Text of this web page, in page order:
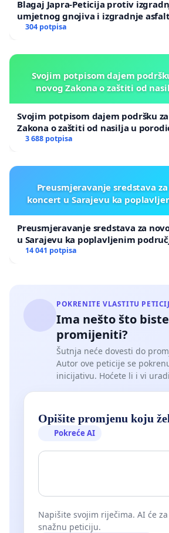
Blagaj Japra-Peticija protiv
umjetnog gnojiva i izgradnje
304 potpisa
Svojim potpisom dajem
novog Zakona o zaštiti od
Svojim potpisom dajem podršku
Zakona o zaštiti od nasilja u
3 688 potpisa
Preusmjeravanje sredstava
koncert u Sarajevu ka
Preusmjeravanje sredstava za
u Sarajevu ka poplavljenim
14 041 potpisa
POKRENITE VLASTITU
Ima nešto što
promijeniti?
Šutnja neće dovesti do
Autor ove peticije se
inicijativu. Hoćete li i vi
Opišite promjenu koju
Pokreće AI
Napišite svojim riječima. AI će
snažnu peticiju.